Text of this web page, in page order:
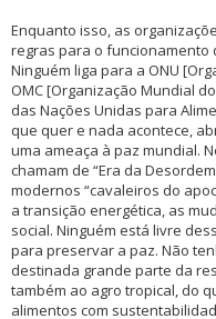
Enquanto isso, as
regras para o funcionamento
Ninguém liga para a ONU
OMC [Organização Mundial
das Nações Unidas para
que quer e nada acontece,
uma ameaça à paz mundial.
chamam de “Era da
modernos “cavaleiros do
a transição energética, as
social. Ninguém está livre
para preservar a paz. Não
destinada grande parte da
também ao agro tropical, do
alimentos com